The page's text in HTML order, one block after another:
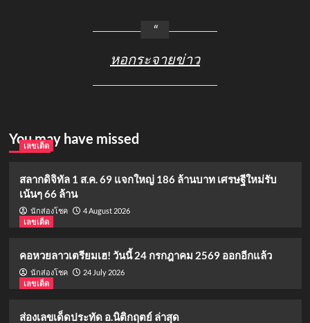
หอกระจายข่าว
You may have missed
เลขเด็ด
สลากดิจิทัล 1 ส.ค. 69 แจกใหญ่ 186 ล้านบาท เศรษฐีใหม่รับ
เน้นๆ 66 ล้าน
นักส่องโชค
4 August 2026
เลขเด็ด
คอหวยลาวเตรียมเฮ! วันนี้ 24 กรกฎาคม 2569 ออกอีกแล้ว
นักส่องโชค
24 July 2026
เลขเด็ด
ส่องเลขเด็ดประทัด อ.นิติกฤตย์ ล่าสุด